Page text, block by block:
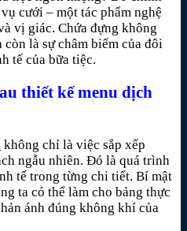
cưới – một tác phẩm nghệ
vị giác. Chứa đựng không
còn là sự châm biếm của đôi
tế của bữa tiệc.
thiết kế menu dịch
không chỉ là việc sắp xếp
ngẫu nhiên. Đó là quá trình
tế trong từng chi tiết. Bí mật
ta có thể làm cho bảng thực
ánh đúng không khí của